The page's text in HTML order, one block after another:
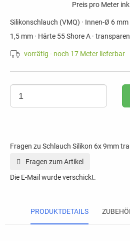
Preis pro Meter
Silikonschlauch (VMQ) · Innen-Ø 6 mm
1,5 mm · Härte 55 Shore A ·
vorrätig - noch 17 Meter lieferbar
Fragen zu Schlauch Silikon 6x 9mm
Fragen zum Artikel
Die E-Mail wurde verschickt.
PRODUKTDETAILS